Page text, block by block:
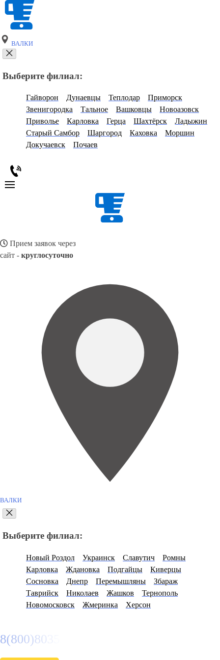
ВАЛКИ
Выберите филиал:
Гайворон Дунаевцы Теплодар
Приморск
Звенигородка
Тальное Вашковцы
Новоазовск
Приволье
Карловка Герца Шахтёрск
Ладыжин
Старый Самбор
Шаргород Каховка
Моршин
Докучаевск
Почаев
Прием заявок через
сайт - круглосуточно
ВАЛКИ
Выберите филиал:
Новый Роздол Украинск Славутич
Ромны
Карловка
Ждановка Подгайцы
Киверцы
Сосновка
Днепр Перемышляны
Збараж
Таврийск
Николаев Жашков
Тернополь
Новомосковск
Жмеринка Херсон
8(800)8035334